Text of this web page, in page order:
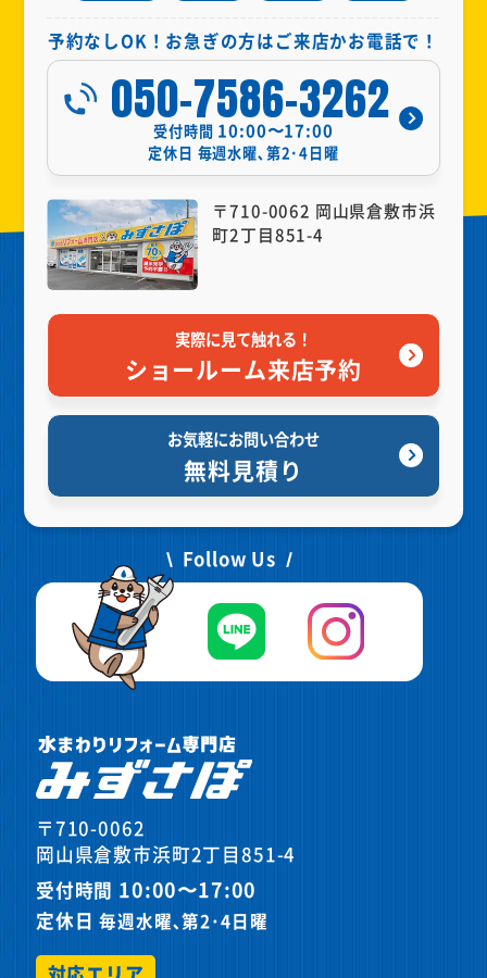
予約なしOK！お急ぎの方はご来店かお電話で！
050-7586-3262
受付時間 10:00〜17:00
定休日 毎週水曜､第2･4日曜
〒710-0062 岡山県倉敷市浜
町2丁目851-4
実際に見て触れる！
ショールーム来店予約
お気軽にお問い合わせ
無料見積り
Follow Us
〒710-0062
岡山県倉敷市浜町2丁目851-4
受付時間 10:00〜17:00
定休日毎週水曜､第2･4日曜